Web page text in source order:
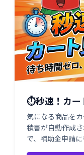
⏱️秒速！カー
気になる商品を
積書が自動作成
で、補助金申請に